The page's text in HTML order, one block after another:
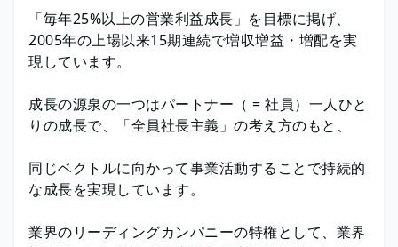
「毎年25%以上の営業利益成長」を目標に掲げ、
2005年の上場以来15期連続で増収増益・増配を実
現しています。
成長の源泉の一つはパートナー（ = 社員）一人ひと
りの成長で、「全員社長主義」の考え方のもと、
同じベクトルに向かって事業活動することで持続的
な成長を実現しています。
業界のリーディングカンパニーの特権として、業界